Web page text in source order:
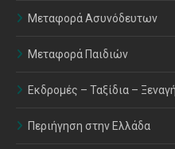
Μεταφορά Ασυνόδευτων
Μεταφορά Παιδιών
Εκδρομές – Ταξίδια –
Περιήγηση στην Ελλάδα